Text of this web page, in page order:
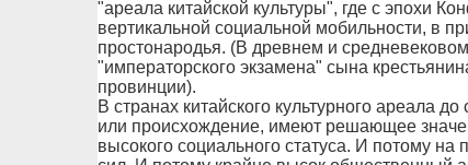
"ареала китайской культуры", где с эпохи
вертикальной социальной мобильности, в
простонародья. (В древнем и
"императорского экзамена" сына
провинции).
В странах китайского культурного ареала
или происхождение, имеют решающее
высокого социального статуса. И потому